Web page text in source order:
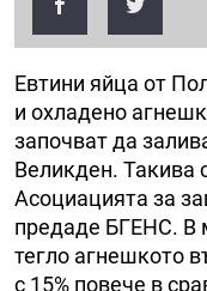
Евтини яйца от
и охладено
започват да
Великден. Такива
Асоциацията за
предаде БГЕНС. В
тегло агнешкото
с 15% повече в